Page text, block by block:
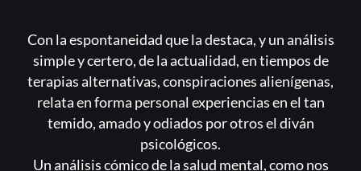
Con la espontaneidad que la destaca, y un análisis
simple y certero, de la actualidad, en tiempos de
terapias alternativas, conspiraciones alienígenas,
relata en forma personal experiencias en el tan
temido, amado y odiados por otros el diván
psicológicos.
Un análisis cómico de la salud mental, como nos